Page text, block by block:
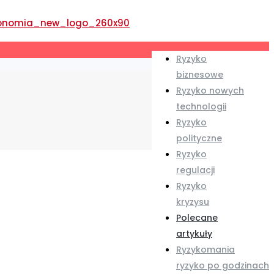
Ryzyko
biznesowe
Ryzyko nowych
technologii
Ryzyko
polityczne
Ryzyko
regulacji
Ryzyko
kryzysu
Polecane
artykuły
Ryzykomania
ryzyko po godzinach